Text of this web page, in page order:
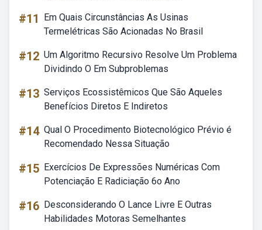
#11
Em Quais Circunstâncias As Usinas
Termelétricas São Acionadas No Brasil
#12 Um Algoritmo Recursivo Resolve Um Problema
Dividindo O Em Subproblemas
#13 Serviços Ecossistêmicos Que São Aqueles
Benefícios Diretos E Indiretos
#14 Qual O Procedimento Biotecnológico Prévio é
Recomendado Nessa Situação
#15 Exercícios De Expressões Numéricas Com
Potenciação E Radiciação 6o Ano
#16 Desconsiderando O Lance Livre E Outras
Habilidades Motoras Semelhantes